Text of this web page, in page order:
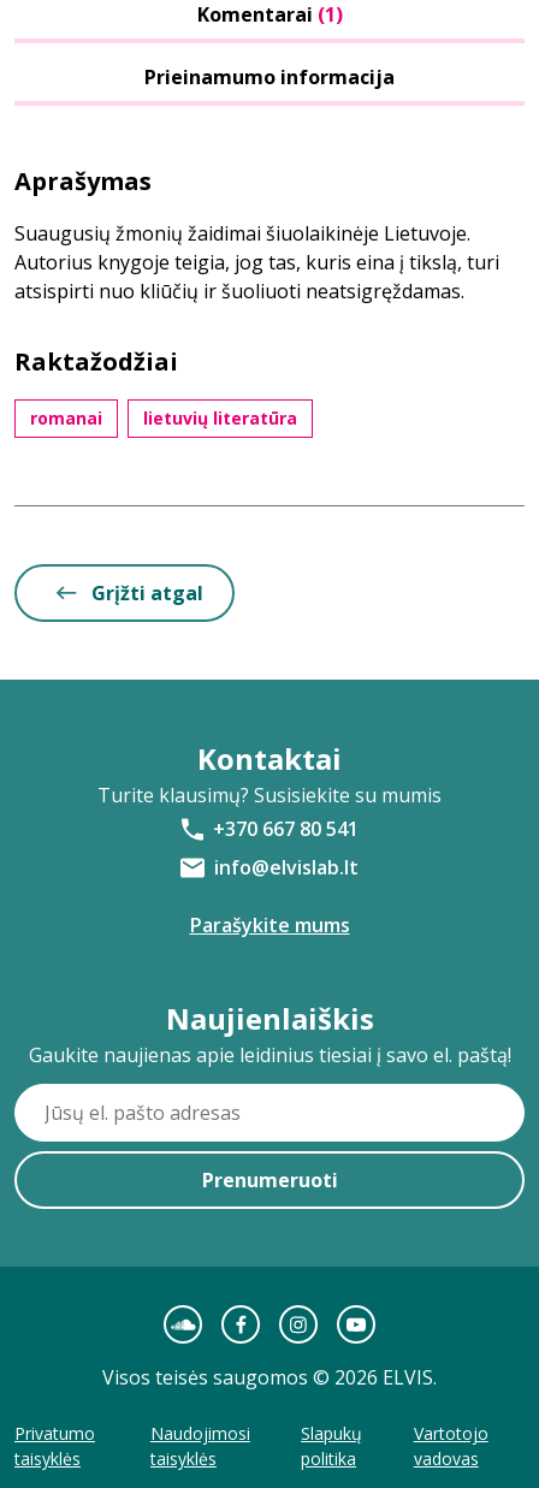
Komentarai (1)
Prieinamumo informacija
Aprašymas
Suaugusių žmonių žaidimai šiuolaikinėje Lietuvoje.
Autorius knygoje teigia, jog tas, kuris eina į tikslą, turi
atsispirti nuo kliūčių ir šuoliuoti neatsigręždamas.
Raktažodžiai
romanai lietuvių literatūra
Grįžti atgal
Kontaktai
Turite klausimų? Susisiekite su mumis
+370 667 80 541
info@elvislab.lt
Parašykite mums
Naujienlaiškis
Gaukite naujienas apie leidinius tiesiai į savo el. paštą!
Prenumeruoti
Visos teisės saugomos © 2026 ELVIS.
Privatumo
taisyklės
Naudojimosi
taisyklės
Slapukų
politika
Vartotojo
vadovas